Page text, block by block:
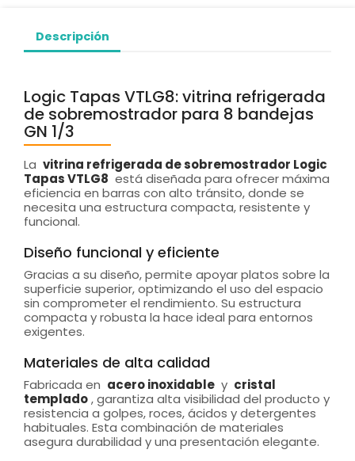
Descripción
Logic Tapas VTLG8: vitrina refrigerada
de sobremostrador para 8 bandejas
GN 1/3
La vitrina refrigerada de sobremostrador Logic
Tapas VTLG8 está diseñada para ofrecer máxima
eficiencia en barras con alto tránsito, donde se
necesita una estructura compacta, resistente y
funcional.
Diseño funcional y eficiente
Gracias a su diseño, permite apoyar platos sobre la
superficie superior, optimizando el uso del espacio
sin comprometer el rendimiento. Su estructura
compacta y robusta la hace ideal para entornos
exigentes.
Materiales de alta calidad
Fabricada en acero inoxidable y cristal
templado, garantiza alta visibilidad del producto y
resistencia a golpes, roces, ácidos y detergentes
habituales. Esta combinación de materiales
asegura durabilidad y una presentación elegante.